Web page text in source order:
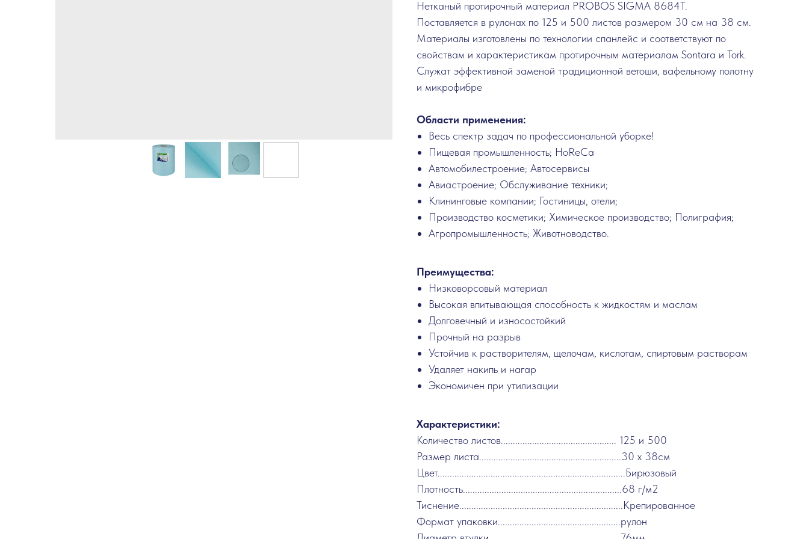
Нетканый протирочный материал PROBOS SIGMA 8684T.
Поставляется в рулонах по 125 и 500 листов размером 30 см на 38 см.
Материалы изготовлены по технологии спанлейс и соответствуют по
свойствам и характеристикам протирочным материалам Sontara и Tork.
Служат эффективной заменой традиционной ветоши, вафельному полотну
и микрофибре
Области применения:
Весь спектр задач по профессиональной уборке!
Пищевая промышленность; HoReCa
Автомобилестроение; Автосервисы
Авиастроение; Обслуживание техники;
Клининговые компании; Гостиницы, отели;
Производство косметики; Химическое производство; Полиграфия;
Агропромышленность; Животноводство.
Преимущества:
Низковорсовый материал
Высокая впитывающая способность к жидкостям и маслам
Долговечный и износостойкий
Прочный на разрыв
Устойчив к растворителям, щелочам, кислотам, спиртовым растворам
Удаляет накипь и нагар
Экономичен при утилизации
Характеристики:
Количество листов................................................ 125 и 500
Размер листа...........................................................30 x 38см
Цвет..............................................................................Бирюзовый
Плотность..................................................................68 г/м2
Тиснение....................................................................Крепированное
Формат упаковки...................................................рулон